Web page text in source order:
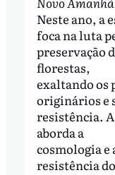
Neste ano, a
foca na luta
preservação
florestas,
exaltando os
originários e
resistência.
aborda a
cosmologia e
resistência